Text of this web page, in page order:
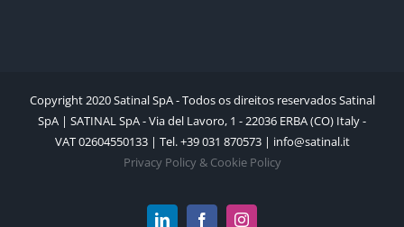
Copyright 2020 Satinal SpA - Todos os direitos reservados Satinal
SpA | SATINAL SpA - Via del Lavoro, 1 - 22036 ERBA (CO) Italy -
VAT 02604550133 | Tel. +39 031 870573 | info@satinal.it
Privacy Policy & Cookie Policy